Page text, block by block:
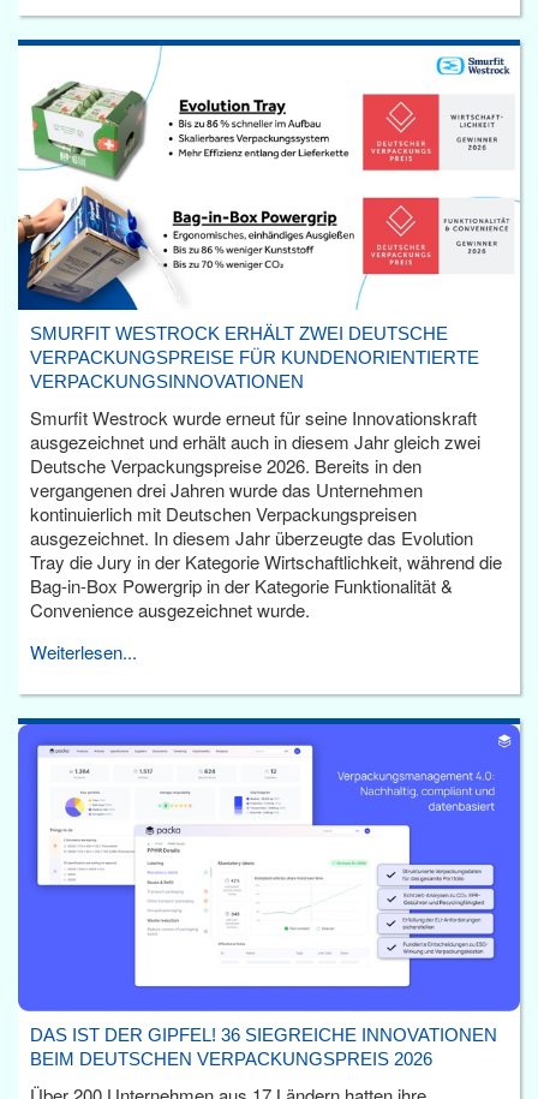
SMURFIT WESTROCK ERHÄLT ZWEI DEUTSCHE
VERPACKUNGSPREISE FÜR KUNDENORIENTIERTE
VERPACKUNGSINNOVATIONEN
Smurfit Westrock wurde erneut für seine Innovationskraft
ausgezeichnet und erhält auch in diesem Jahr gleich zwei
Deutsche Verpackungspreise 2026. Bereits in den
vergangenen drei Jahren wurde das Unternehmen
kontinuierlich mit Deutschen Verpackungspreisen
ausgezeichnet. In diesem Jahr überzeugte das Evolution
Tray die Jury in der Kategorie Wirtschaftlichkeit, während die
Bag-in-Box Powergrip in der Kategorie Funktionalität &
Convenience ausgezeichnet wurde.
Weiterlesen...
DAS IST DER GIPFEL! 36 SIEGREICHE INNOVATIONEN
BEIM DEUTSCHEN VERPACKUNGSPREIS 2026